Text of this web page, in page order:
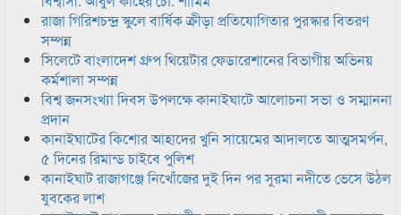
রাজা গিরিশচন্দ্র স্কুলে বার্ষিক ক্রীড়া প্রতিযোগিতার পুরস্কার বিতরণ
সম্পন্ন
সিলেটে বাংলাদেশ গ্রুপ থিয়েটার ফেডারেশানের বিভাগীয় অভিনয়
কর্মশালা সম্পন্ন
বিশ্ব জনসংখ্যা দিবস উপলক্ষে কানাইঘাটে আলোচনা সভা ও সম্মাননা
প্রদান
কানাইঘাটের কিশোর আহাদের খুনি সায়েমের আদালতে আত্মসমর্পন,
৫ দিনের রিমান্ড চাইবে পুলিশ
কানাইঘাট রাজাগঞ্জে নিখোঁজের দুই দিন পর সুরমা নদীতে ভেসে উঠল
যুবকের লাশ